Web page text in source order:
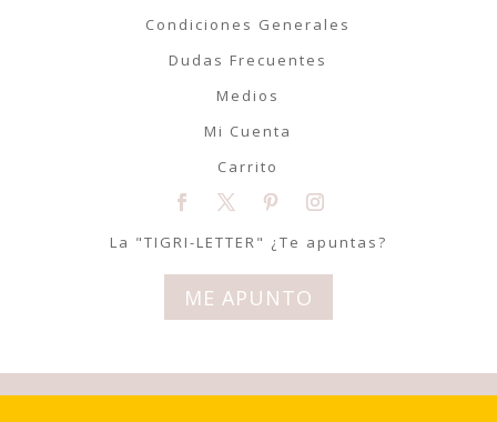
Condiciones Generales
Dudas Frecuentes
Medios
Mi Cuenta
Carrito
La "TIGRI-LETTER" ¿Te apuntas?
ME APUNTO